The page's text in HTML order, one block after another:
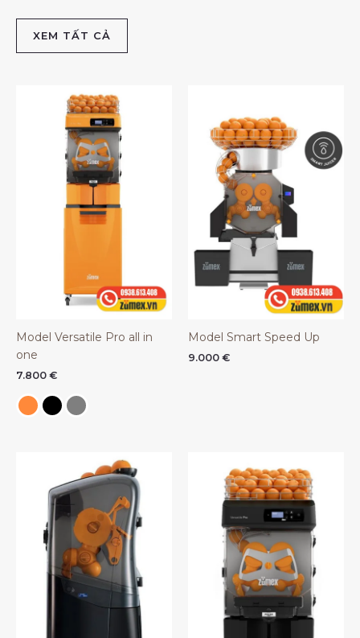
XEM TẤT CẢ
Model Versatile Pro all in
one
7.800 €
Model Smart Speed Up
9.000 €